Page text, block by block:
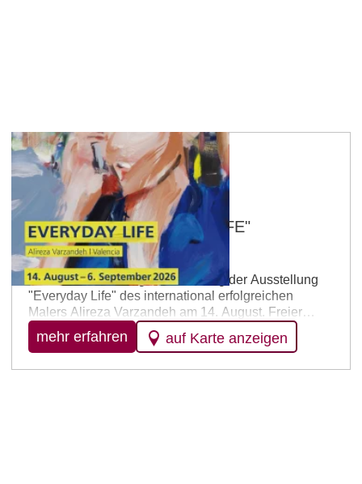
Essenheim
Ausstellung "EVERYDAY LIFE"
14.08.2026 – 18:30 Uhr
Herzliche Einladung zur Eröffnung der Ausstellung
"Everyday Life" des international erfolgreichen
Malers Alireza Varzandeh am 14. August. Freier
Eintritt.
mehr erfahren auf Karte anzeigen